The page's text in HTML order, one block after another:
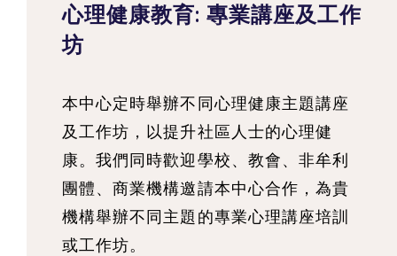
心理健康教育: 專業講座及工作
坊
本中心定時舉辦不同心理健康主題講座
及工作坊，以提升社區人士的心理健
康。我們同時歡迎學校、教會、非牟利
團體、商業機構邀請本中心合作，為貴
機構舉辦不同主題的專業心理講座培訓
或工作坊。